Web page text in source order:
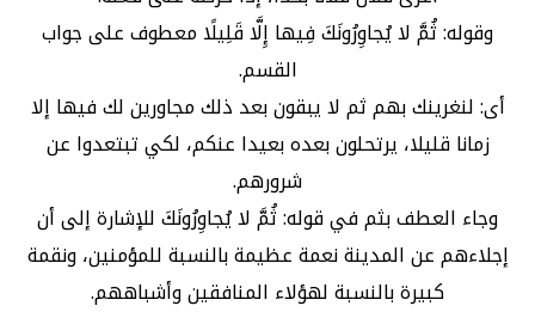
وقوله: ثُمَّ لا يُجاوِرُونَكَ فِيها إِلَّا قَلِيلًا معطوف على جواب
القسم.
أى: لنغرينك بهم ثم لا يبقون بعد ذلك مجاورين لك فيها إلا
زمانا قليلا، يرتحلون بعده بعيدا عنكم، لكي تبتعدوا عن
شرورهم.
وجاء العطف بثم في قوله: ثُمَّ لا يُجاوِرُونَكَ للإشارة إلى أن
إجلاءهم عن المدينة نعمة عظيمة بالنسبة للمؤمنين، ونقمة
كبيرة بالنسبة لهؤلاء المنافقين وأشباههم.